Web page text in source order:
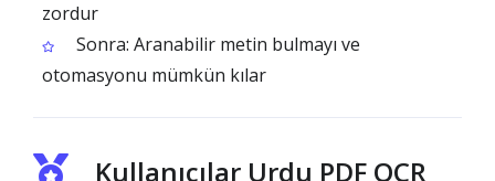
zordur
Sonra: Aranabilir metin bulmayı ve
otomasyonu mümkün kılar
Kullanıcılar Urdu PDF OCR